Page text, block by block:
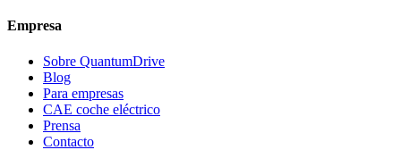
Empresa
Sobre QuantumDrive
Blog
Para empresas
CAE coche eléctrico
Prensa
Contacto